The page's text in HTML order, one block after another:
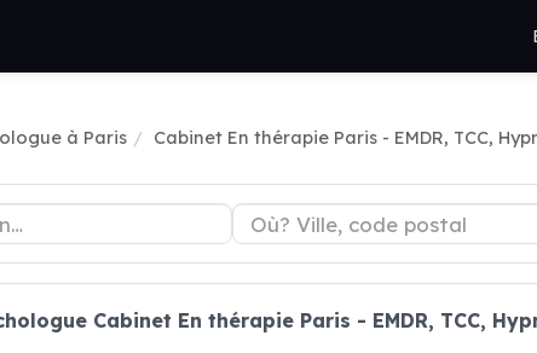
à Paris Cabinet En thérapie Paris - EMDR, TCC,
Cabinet En thérapie Paris - EMDR, TCC,